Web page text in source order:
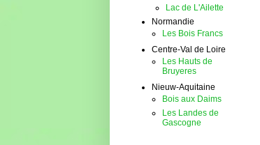
Lac de L'Ailette
Normandie
Les Bois Francs
Centre-Val de Loire
Les Hauts de
Bruyeres
Nieuw-Aquitaine
Bois aux Daims
Les Landes de
Gascogne